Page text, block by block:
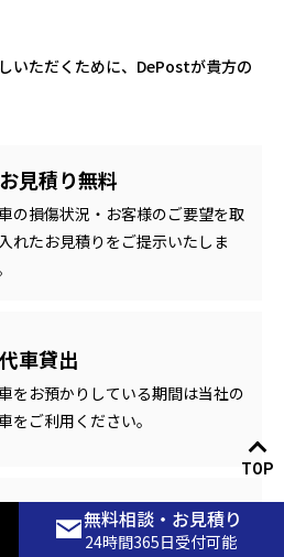
いただくために、 DePostが貴方の
お見積り無料
の損傷状況・お客様のご要望を取
れたお見積りをご提示いたしま
代車貸出
をお預かりしている期間は当社の
をご利用ください。
引き取り納車無料相談・お見積り
24時間365日受付可能
TOP